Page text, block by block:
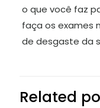
o que você faz
faça os exames
de desgaste da
Related